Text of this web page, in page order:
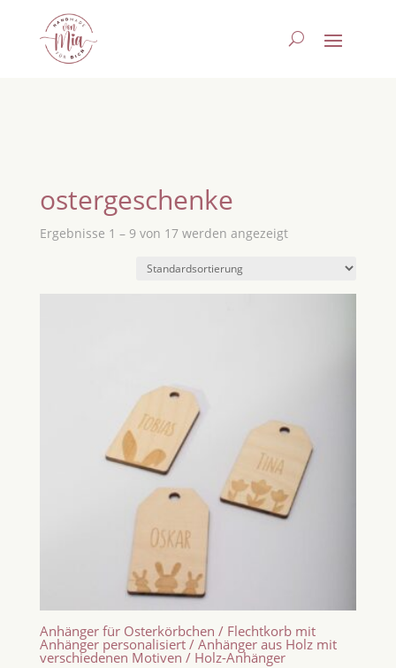
ostergeschenke
Ergebnisse 1 – 9 von 17 werden angezeigt
Anhänger für Osterkörbchen / Flechtkorb mit
Anhänger personalisiert / Anhänger aus Holz mit
verschiedenen Motiven / Holz-Anhänger